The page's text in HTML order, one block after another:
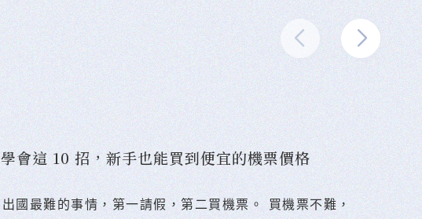
學會這 10 招，新手也能買到便宜的機票價格
󠀠出國最難的事情，第一請假，第二買機票。 󠀠買機票不難，